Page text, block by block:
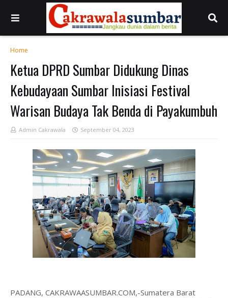
Home
Ketua DPRD Sumbar Didukung Dinas
Kebudayaan Sumbar Inisiasi Festival
Warisan Budaya Tak Benda di Payakumbuh
Admin Cakrawala September 04, 2023
PADANG, CAKRAWAASUMBAR.COM,-Sumatera Barat